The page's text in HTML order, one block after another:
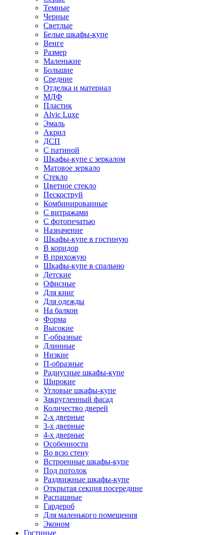
Темные
Черные
Светлые
Белые шкафы-купе
Венге
Размер
Маленькие
Большие
Средние
Отделка и материал
МДФ
Пластик
Alvic Luxe
Эмаль
Акрил
ДСП
С патиной
Шкафы-купе с зеркалом
Матовое зеркало
Стекло
Цветное стекло
Пескоструй
Комбинированные
С витражами
С фотопечатью
Назначение
Шкафы-купе в гостиную
В коридор
В прихожую
Шкафы-купе в спальню
Детские
Офисные
Для книг
Для одежды
На балкон
Форма
Высокие
Г-образные
Длинные
Низкие
П-образные
Радиусные шкафы-купе
Широкие
Угловые шкафы-купе
Закругленный фасад
Количество дверей
2-х дверные
3-х дверные
4-х дверные
Особенности
Во всю стену
Встроенные шкафы-купе
Под потолок
Раздвижные шкафы-купе
Открытая секция посередине
Распашные
Гардероб
Для маленького помещения
Эконом
Гостиные